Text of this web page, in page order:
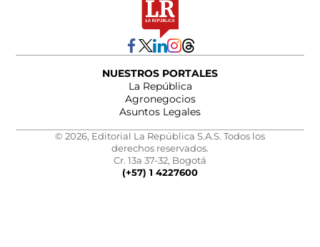
NUESTROS PORTALES
La República
Agronegocios
Asuntos Legales
© 2026, Editorial La República S.A.S. Todos los
derechos reservados.
Cr. 13a 37-32, Bogotá
(+57) 1 4227600